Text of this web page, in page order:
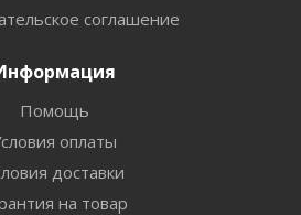
соглашение
Помощь
оплаты
доставки
на товар